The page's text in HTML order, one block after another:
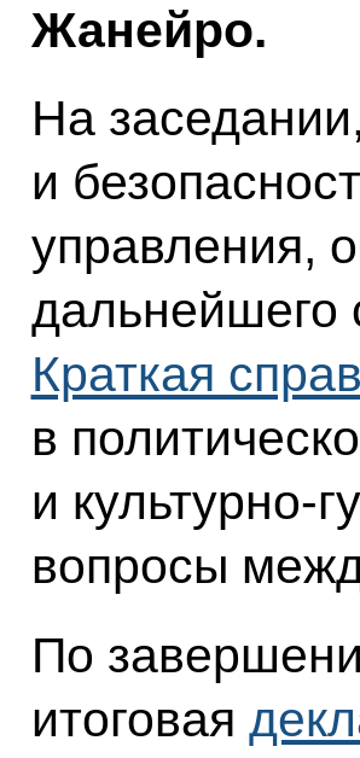
Жанейро.
На
и
управления,
дальнейшего
Краткая
в
и культурно-
вопросы
По
итоговая